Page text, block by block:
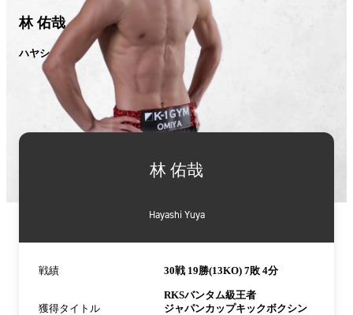
林 佑哉
ハヤシ ユウヤ
林 佑哉
Hayashi Yuya
戦績 30戦 19勝(13KO) 7敗 4分
獲得タイトル
RKSバンタム級王者
ジャパンカップキックボクシン